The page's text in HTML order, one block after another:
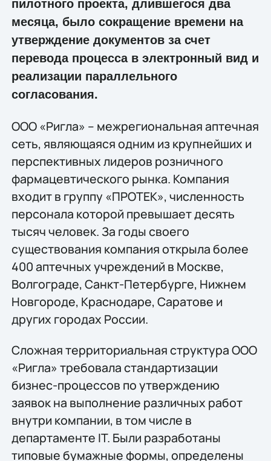
пилотного проекта, длившегося два
месяца, было сокращение времени на
утверждение документов за счет
перевода процесса в электронный вид и
реализации параллельного
согласования.
ООО «Ригла» – межрегиональная аптечная
сеть, являющаяся одним из крупнейших и
перспективных лидеров розничного
фармацевтического рынка. Компания
входит в группу «ПРОТЕК», численность
персонала которой превышает десять
тысяч человек. За годы своего
существования компания открыла более
400 аптечных учреждений в Москве,
Волгограде, Санкт-Петербурге, Нижнем
Новгороде, Краснодаре, Саратове и
других городах России.
Сложная территориальная структура ООО
«Ригла» требовала стандартизации
бизнес-процессов по утверждению
заявок на выполнение различных работ
внутри компании, в том числе в
департаменте IT. Были разработаны
типовые бумажные формы, определены